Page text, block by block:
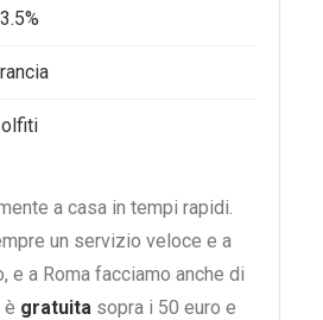
a casa in tempi rapidi.
un servizio veloce e a
e a Roma facciamo anche di
è gratuita sopra i 50 euro e